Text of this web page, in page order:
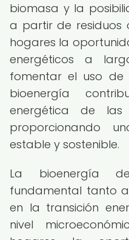
biomasa y la
a partir de residuos
hogares la
energéticos a
fomentar el uso de
bioenergía
energética de las
proporcionando
estable y sostenible.
La bioenergía
fundamental tanto
en la transición
nivel